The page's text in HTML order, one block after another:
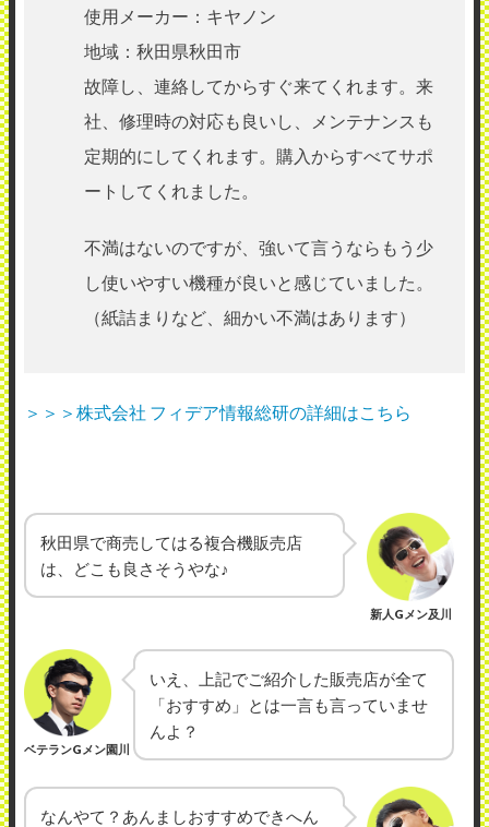
使用メーカー：キヤノン
地域：秋田県秋田市
故障し、連絡してからすぐ来てくれます。来
社、修理時の対応も良いし、メンテナンスも
定期的にしてくれます。購入からすべてサポ
ートしてくれました。
不満はないのですが、強いて言うならもう少
し使いやすい機種が良いと感じていました。
（紙詰まりなど、細かい不満はあります）
＞＞＞株式会社 フィデア情報総研の詳細はこちら
秋田県で商売してはる複合機販売店
は、どこも良さそうやな♪
新人Gメン及川
ベテランGメン園川
いえ、上記でご紹介した販売店が全て
「おすすめ」とは一言も言っていませ
んよ？
なんやて？あんましおすすめできへん